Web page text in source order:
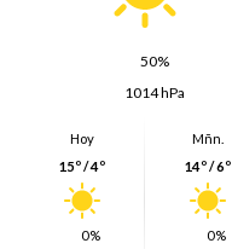
50%
1014 hPa
Hoy
15º / 4º
0%
Mñn.
14º / 6º
0%